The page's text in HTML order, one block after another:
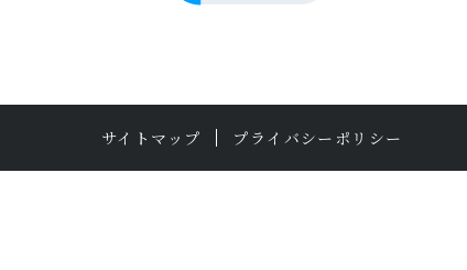
サイトマップ プライバシーポリシー